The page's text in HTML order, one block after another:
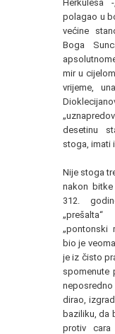
Herkulesa
polagao u
većine
Boga
mir u
vrijeme,
desetinu
stoga, imati
Nije stoga
nakon
312.
„pontonski
bio je
je iz čisto
spomenute
neposredno
dirao,
baziliku, da
protiv cara